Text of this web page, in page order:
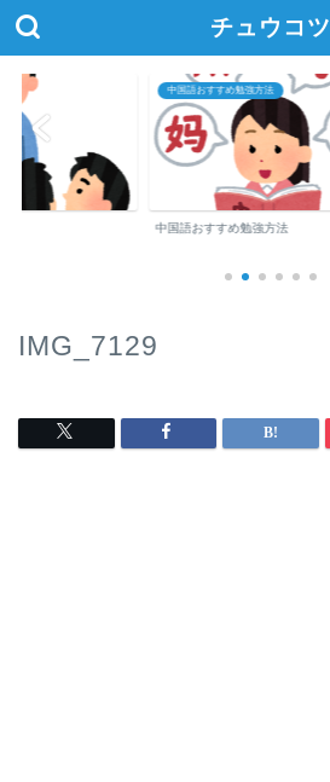
チュウコツ
中国語おすすめ勉強方法
中国語おすすめ勉強方法
IMG_7129